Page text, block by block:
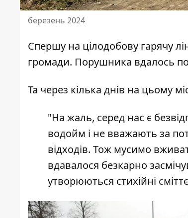
березень 2024
Спершу на цілодобову гарячу
громади. Порушника вдалось
Та через кілька днів на цьому
"На жаль, серед нас є
водойм і не вважають за
відходів. Тож мусимо
вдавалося безкарно
утворюються стихійні